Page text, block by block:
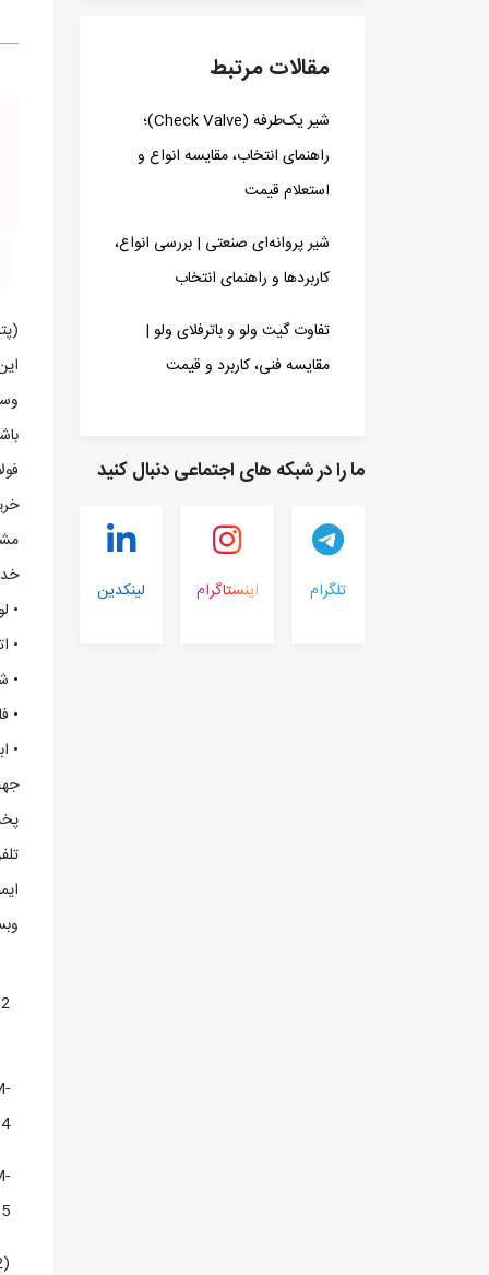
مقالات مرتبط
شیر یک‌طرفه (Check Valve)؛
راهنمای انتخاب، مقایسه انواع و
استعلام قیمت
شیر پروانه‌ای صنعتی | بررسی انواع،
کاربردها و راهنمای انتخاب
تفاوت گیت ولو و باترفلای ولو |
مقایسه فنی، کاربرد و قیمت
ما را در شبکه های اجتماعی دنبال کنید
تلگرام اینستاگرام لینکدین
•
•
•
•
•
جهت